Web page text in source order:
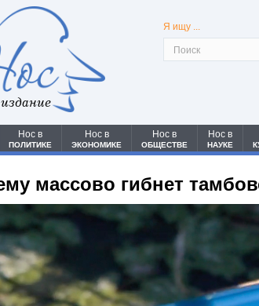
Я ищу ...
Нос в
ПОЛИТИКЕ
Нос в
ЭКОНОМИКЕ
Нос в
ОБЩЕСТВЕ
Нос в
НАУКЕ
массово гибнет